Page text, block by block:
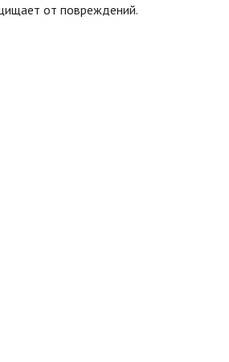
от повреждений.